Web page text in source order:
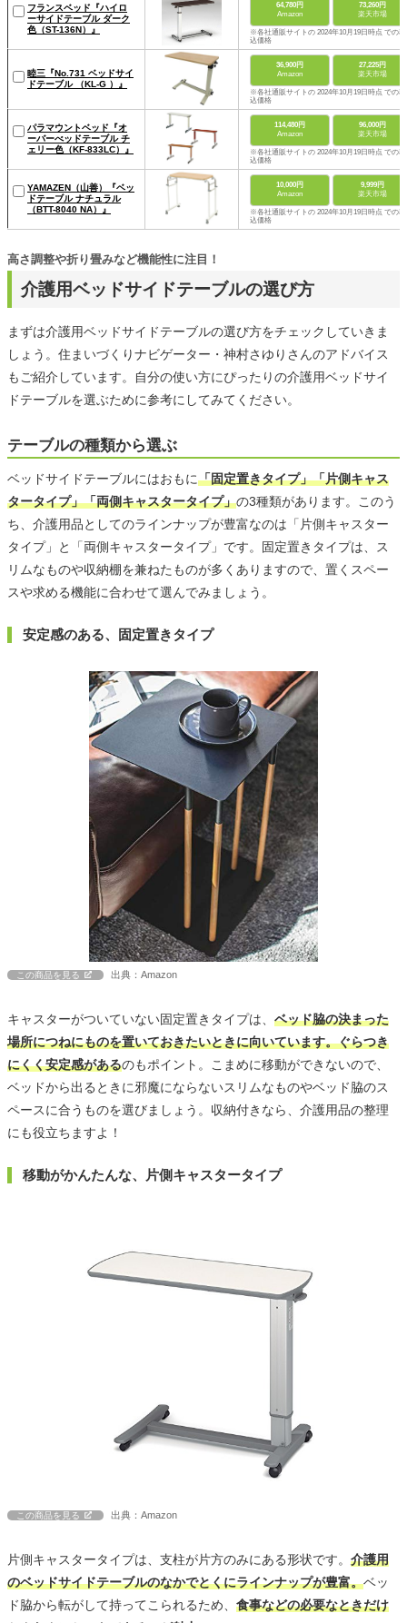
フランスベッド『ハイロ
ーサイドテーブル ダーク
色（ST-136N）』
64,780円
Amazon
73,260円
楽天市場
※各社通販サイトの 2024年10月19日時点 での税
込価格
睦三『No.731 ベッドサイ
ドテーブル （KL-G ）』
36,900円
Amazon
27,225円
楽天市場
※各社通販サイトの 2024年10月19日時点 での税
込価格
パラマウントベッド『オ
ーバーべッドテーブル チ
ェリー色（KF-833LC）』
114,480円
Amazon
96,000円
楽天市場
※各社通販サイトの 2024年10月19日時点 での税
込価格
YAMAZEN（山善）『ベッ
ドテーブル ナチュラル
（BTT-8040 NA）』
10,000円
Amazon
9,999円
楽天市場
※各社通販サイトの 2024年10月19日時点 での税
込価格
介護用ベッドサイドテーブルの選び方
高さ調整や折り畳みなど機能性に注目！
まずは介護用ベッドサイドテーブルの選び方をチェックしていきま
しょう。住まいづくりナビゲーター・神村さゆりさんのアドバイス
もご紹介しています。自分の使い方にぴったりの介護用ベッドサイ
ドテーブルを選ぶために参考にしてみてください。
テーブルの種類から選ぶ
ベッドサイドテーブルにはおもに「固定置きタイプ」「片側キャス
タータイプ」「両側キャスタータイプ」の3種類があります。このう
ち、介護用品としてのラインナップが豊富なのは「片側キャスター
タイプ」と「両側キャスタータイプ」です。固定置きタイプは、ス
リムなものや収納棚を兼ねたものが多くありますので、置くスペー
スや求める機能に合わせて選んでみましょう。
安定感のある、固定置きタイプ
この商品を見る 出典：Amazon
キャスターがついていない固定置きタイプは、 ベッド脇の決まった
場所につねにものを置いておきたいときに向いています。ぐらつき
にくく安定感があるのもポイント。こまめに移動ができないので、
ベッドから出るときに邪魔にならないスリムなものやベッド脇のス
ペースに合うものを選びましょう。収納付きなら、介護用品の整理
にも役立ちますよ！
移動がかんたんな、片側キャスタータイプ
この商品を見る 出典：Amazon
片側キャスタータイプは、支柱が片方のみにある形状です。 介護用
のベッドサイドテーブルのなかでとくにラインナップが豊富。ベッ
ド脇から転がして持ってこられるため、 食事などの必要なときだけ